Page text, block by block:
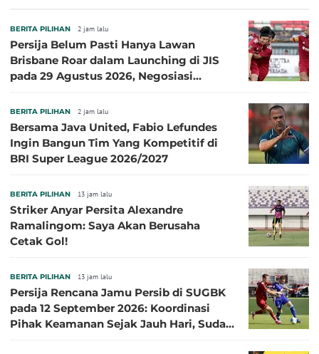
BERITA PILIHAN 2 jam lalu
Persija Belum Pasti Hanya Lawan
Brisbane Roar dalam Launching di JIS
pada 29 Agustus 2026, Negosiasi
BERITA PILIHAN 2 jam lalu
Bersama Java United, Fabio Lefundes
Ingin Bangun Tim Yang Kompetitif di
BRI Super League 2026/2027
BERITA PILIHAN 13 jam lalu
Striker Anyar Persita Alexandre
Ramalingom: Saya Akan Berusaha
Cetak Gol!
BERITA PILIHAN 13 jam lalu
Persija Rencana Jamu Persib di SUGBK
pada 12 September 2026: Koordinasi
Pihak Keamanan Sejak Jauh Hari, Sudah